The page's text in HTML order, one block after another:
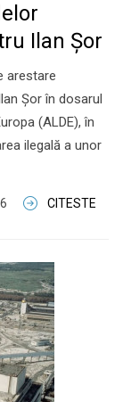
Ilan Șor
arestare
Șor în dosarul
(ALDE), în
ilegală a unor
CITESTE